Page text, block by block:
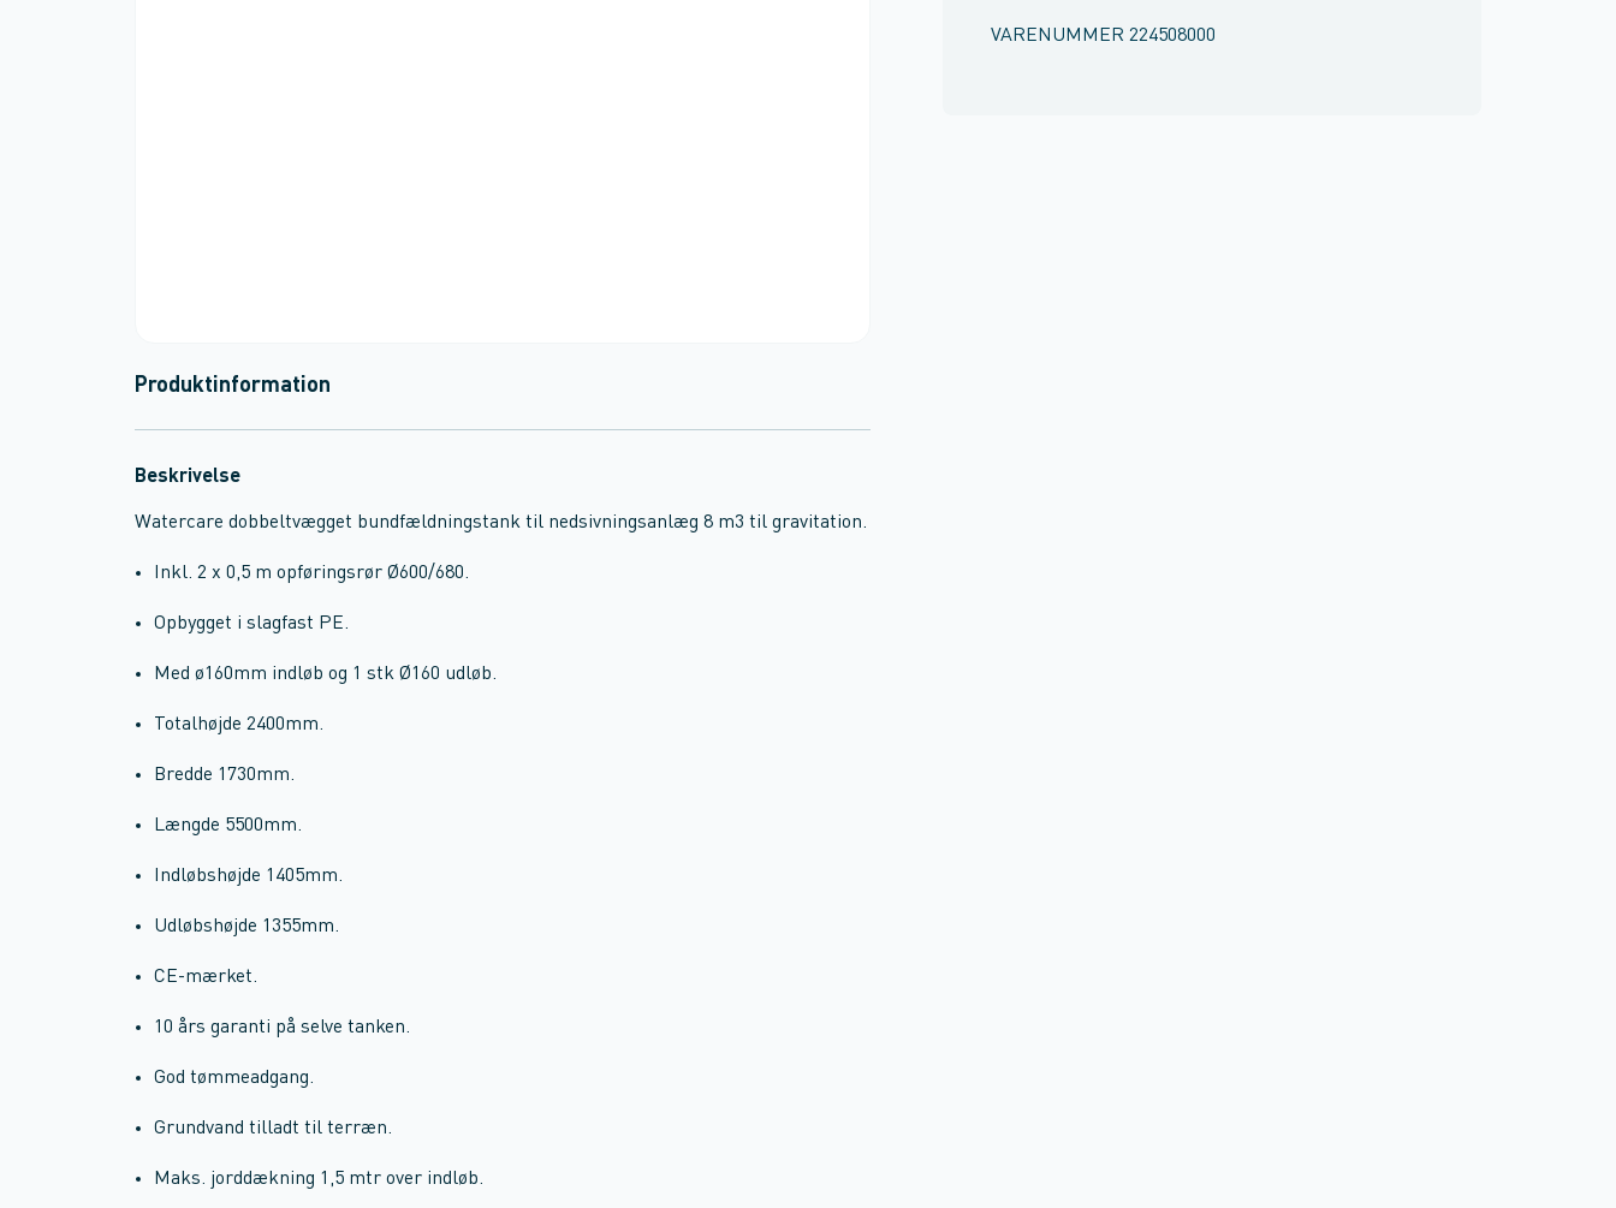
VARENUMMER 224508000
Produktinformation
Beskrivelse
Watercare dobbeltvægget bundfældningstank til nedsivningsanlæg 8 m3 til gravitation.
Inkl. 2 x 0,5 m opføringsrør Ø600/680.
Opbygget i slagfast PE.
Med ø160mm indløb og 1 stk Ø160 udløb.
Totalhøjde 2400mm.
Bredde 1730mm.
Længde 5500mm.
Indløbshøjde 1405mm.
Udløbshøjde 1355mm.
CE-mærket.
10 års garanti på selve tanken.
God tømmeadgang.
Grundvand tilladt til terræn.
Maks. jorddækning 1,5 mtr over indløb.